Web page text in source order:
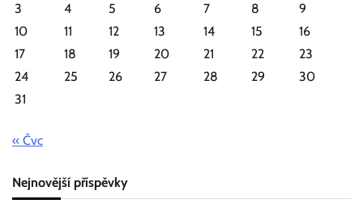
3
4 5 6 7 8
9
10
11 12 13 14 15
16
17
18 19 20 21 22
23
24
25 26 27 28 29
30
31
« Čvc
Nejnovější příspěvky